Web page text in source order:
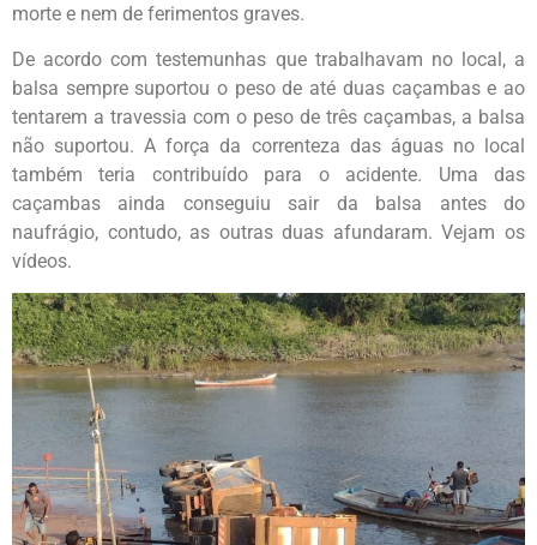
morte e nem de ferimentos graves.
De acordo com testemunhas que trabalhavam no local, a
balsa sempre suportou o peso de até duas caçambas e ao
tentarem a travessia com o peso de três caçambas, a balsa
não suportou. A força da correnteza das águas no local
também teria contribuído para o acidente. Uma das
caçambas ainda conseguiu sair da balsa antes do
naufrágio, contudo, as outras duas afundaram. Vejam os
vídeos.